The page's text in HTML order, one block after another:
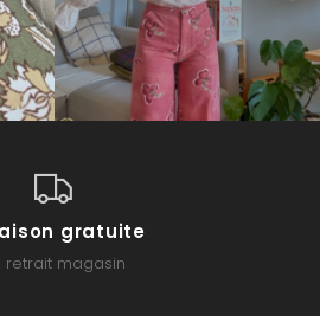
gratuite
retrait magasin